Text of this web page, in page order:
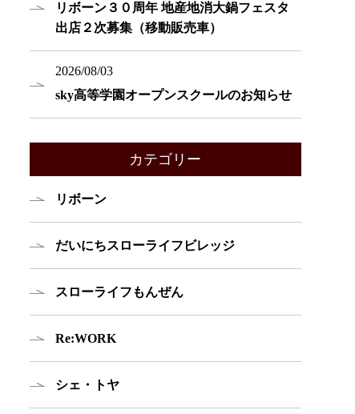
リボーン３０周年 地産地消大鍋フェスタ
出店２次募集（移動販売車）
2026/08/03
sky高等学園オープンスクールのお知らせ
カテゴリー
リボーン
だいにちスローライフビレッジ
スローライフもんぜん
Re:WORK
シェ・トヤ